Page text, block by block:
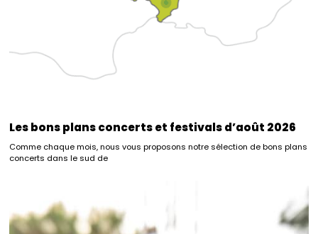
Les bons plans concerts et festivals d’août 2026
Comme chaque mois, nous vous proposons notre sélection de bons plans
concerts dans le sud de